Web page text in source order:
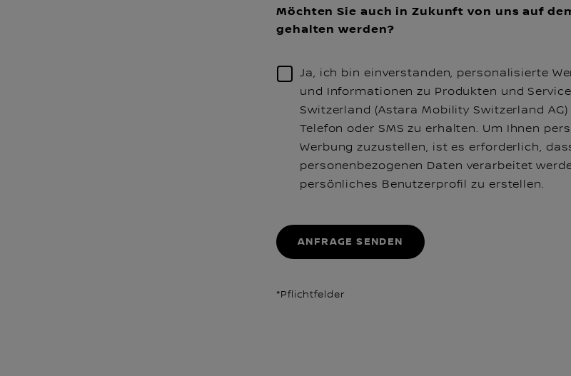
Möchten Sie auch in Zukunft von uns auf
gehalten werden?
Ja, ich bin einverstanden, personalisierte
und Informationen zu Produkten und
Switzerland (Astara Mobility Switzerland AG)
Telefon oder SMS zu erhalten. Um Ihnen
Werbung zuzustellen, ist es erforderlich,
personenbezogenen Daten verarbeitet
persönliches Benutzerprofil zu erstellen.
ANFRAGE SENDEN
*Pflichtfelder